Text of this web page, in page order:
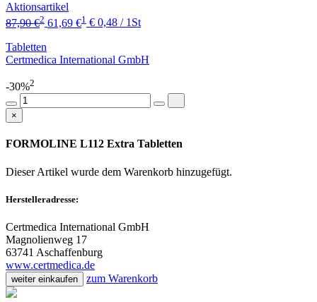
Aktionsartikel
87,90 €2 61,69 €1 € 0,48 / 1St
Tabletten
Certmedica International GmbH
-30%2
×
FORMOLINE L112 Extra Tabletten
Dieser Artikel wurde dem Warenkorb hinzugefügt.
Herstelleradresse:
Certmedica International GmbH
Magnolienweg 17
63741 Aschaffenburg
www.certmedica.de
weiter einkaufen zum Warenkorb